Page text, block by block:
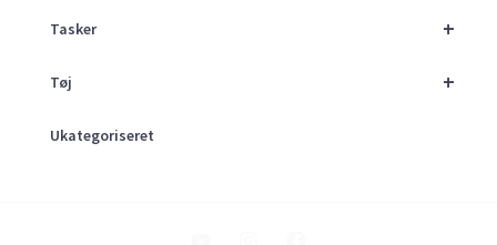
+
Tasker
+
Tøj
Ukategoriseret